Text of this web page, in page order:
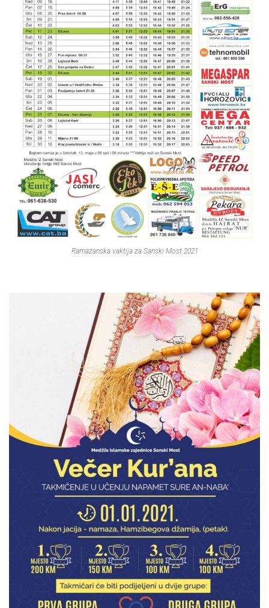
Ramazanska vaktija za Sanski Most 2021